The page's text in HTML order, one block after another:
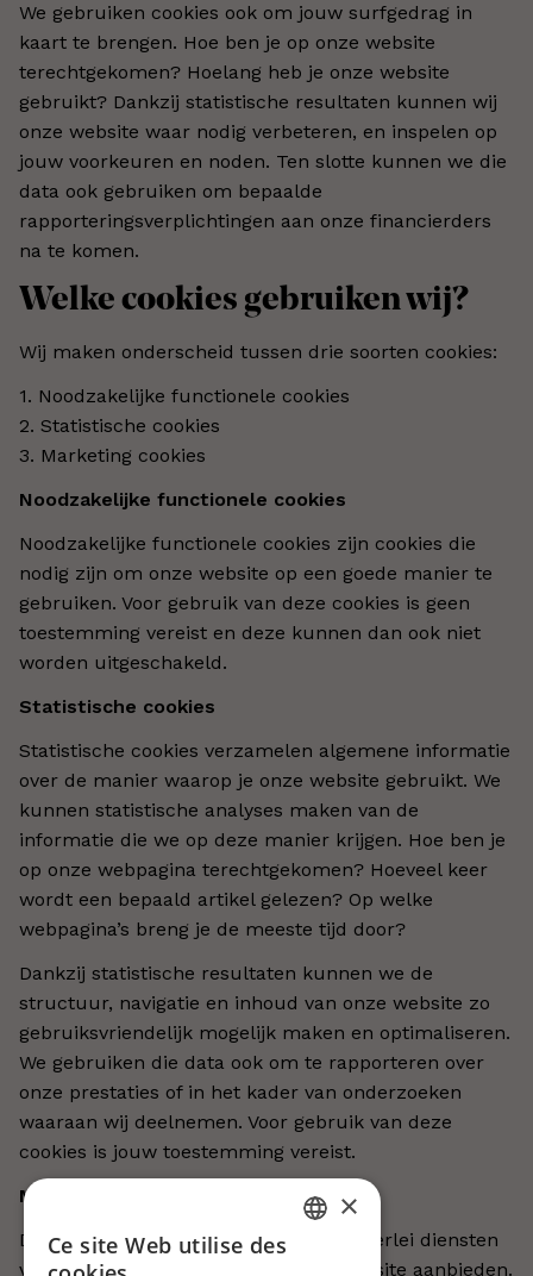
We gebruiken cookies ook om jouw surfgedrag in
kaart te brengen. Hoe ben je op onze website
terechtgekomen? Hoelang heb je onze website
gebruikt? Dankzij statistische resultaten kunnen wij
onze website waar nodig verbeteren, en inspelen op
jouw voorkeuren en noden. Ten slotte kunnen we die
data ook gebruiken om bepaalde
rapporteringsverplichtingen aan onze financierders
na te komen.
Welke cookies gebruiken wij?
Wij maken onderscheid tussen drie soorten cookies:
1. Noodzakelijke functionele cookies
2. Statistische cookies
3. Marketing cookies
Noodzakelijke functionele cookies
Noodzakelijke functionele cookies zijn cookies die
nodig zijn om onze website op een goede manier te
gebruiken. Voor gebruik van deze cookies is geen
toestemming vereist en deze kunnen dan ook niet
worden uitgeschakeld.
Statistische cookies
Statistische cookies verzamelen algemene informatie
over de manier waarop je onze website gebruikt. We
kunnen statistische analyses maken van de
informatie die we op deze manier krijgen. Hoe ben je
op onze webpagina terechtgekomen? Hoeveel keer
wordt een bepaald artikel gelezen? Op welke
webpagina’s breng je de meeste tijd door?
Dankzij statistische resultaten kunnen we de
structuur, navigatie en inhoud van onze website zo
gebruiksvriendelijk mogelijk maken en optimaliseren.
We gebruiken die data ook om te rapporteren over
onze prestaties of in het kader van onderzoeken
waaraan wij deelnemen. Voor gebruik van deze
cookies is jouw toestemming vereist.
Marketing cookies
Deze cookies hebben betrekking op allerlei diensten
van derde partijen die we op onze website aanbieden.
×
Ce site Web utilise des